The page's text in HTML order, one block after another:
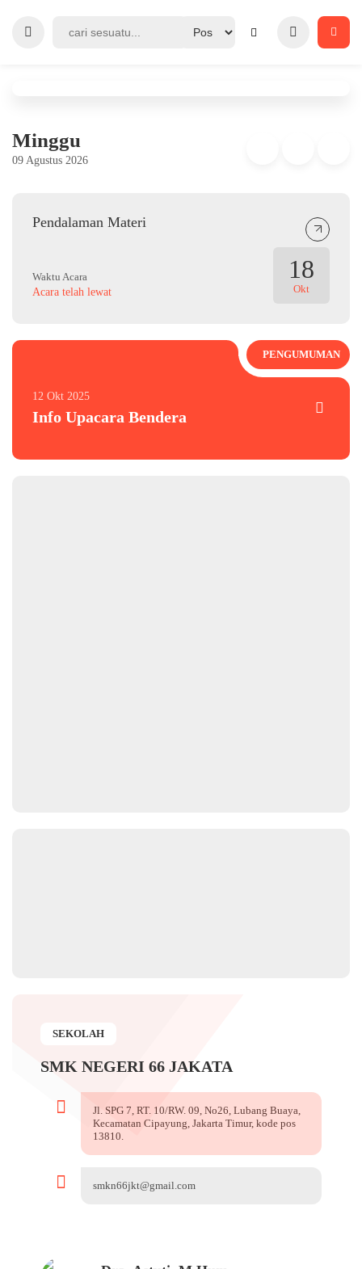
Minggu
09 Agustus 2026
Pendalaman Materi
18
Okt
Waktu Acara
Acara telah lewat
PENGUMUMAN
12 Okt 2025
Info Upacara Bendera
SEKOLAH
SMK NEGERI 66 JAKATA
Jl. SPG 7, RT. 10/RW. 09, No26, Lubang Buaya,
Kecamatan Cipayung, Jakarta Timur, kode pos
13810.
smkn66jkt@gmail.com